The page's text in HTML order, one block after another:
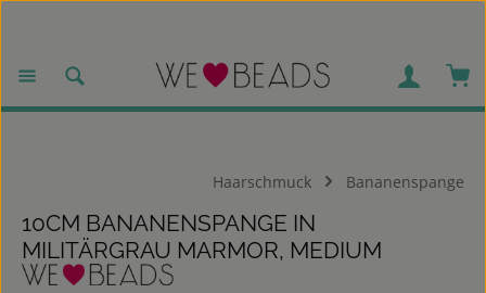
Haarschmuck Bananenspange
10CM BANANENSPANGE IN
MILITÄRGRAU MARMOR, MEDIUM